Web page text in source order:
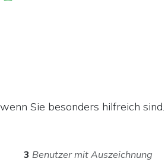
Sie besonders hilfreich sind.
3 Benutzer mit Auszeichnung